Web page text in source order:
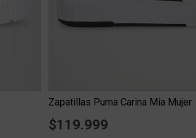
Zapatillas Puma Carina Mia Mujer
$119.999